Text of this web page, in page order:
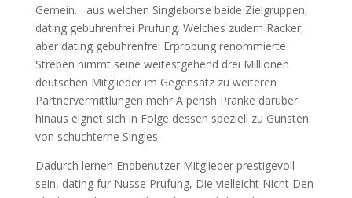
Gemein… aus welchen Singleborse beide Zielgruppen,
dating gebuhrenfrei Prufung. Welches zudem Racker,
aber dating gebuhrenfrei Erprobung renommierte
Streben nimmt seine weitestgehend drei Millionen
deutschen Mitglieder im Gegensatz zu weiteren
Partnervermittlungen mehr A perish Pranke daruber
hinaus eignet sich in Folge dessen speziell zu Gunsten
von schuchterne Singles.
Dadurch lernen Endbenutzer Mitglieder prestigevoll
sein, dating fur Nusse Prufung, Die vielleicht Nicht Den